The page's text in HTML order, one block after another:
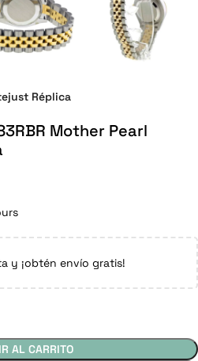
Réplica
Mother Pearl
y ¡obtén envío gratis!
AL CARRITO